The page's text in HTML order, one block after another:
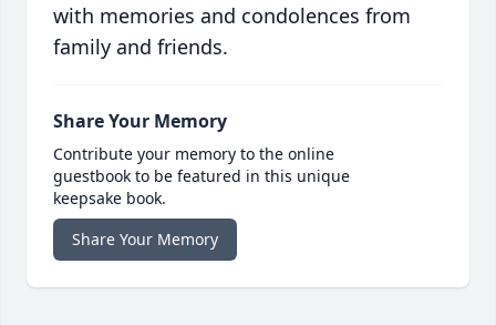
with memories and condolences from
family and friends.
Share Your Memory
Contribute your memory to the online
guestbook to be featured in this unique
keepsake book.
Share Your Memory